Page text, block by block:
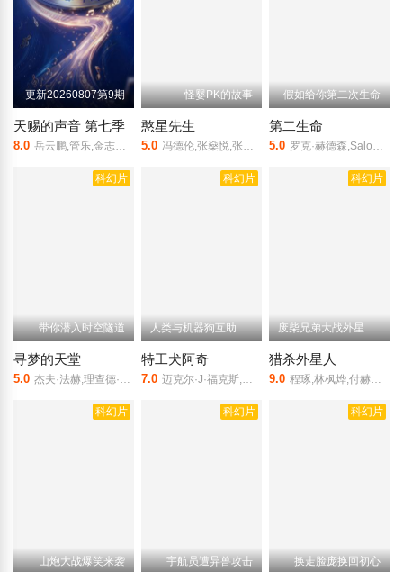
更新20260807第9期
天赐的声音 第七季
8.0 岳云鹏,管乐,金志文,杨丞琳,陈楚生,郁可唯,周笔畅,欧阳娜娜,陈欢,王铮亮,欢子,孙楠,黄子弘凡,姚晓棠,穆祉丞,黄霄云
怪婴PK的故事
憨星先生
5.0 冯德伦,张燊悦,张达明,葛民辉
假如给你第二次生命
第二生命
5.0 罗克·赫德森,Salome,Jens,John,Randolph
科幻片
带你潜入时空隧道
寻梦的天堂
5.0 杰夫·法赫,理查德·泰森,杰克·科尔曼
科幻片
人类与机器狗互助成长的故事
特工犬阿奇
7.0 迈克尔·J·福克斯,凯瑟琳·伊莎贝尔,罗宾·邓恩,乔纳森·怀特赛尔,法拉赫·阿维瓦
科幻片
废柴兄弟大战外星入侵者
猎杀外星人
9.0 程琢,林枫烨,付赫安琪,王煜凯
科幻片
山炮大战爆笑来袭
科幻片
宇航员遭异兽攻击
科幻片
换走脸庞换回初心